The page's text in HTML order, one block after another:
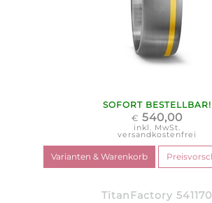
SOFORT BESTELLBAR!
€ 540,00
inkl. MwSt.
versandkostenfrei
TitanFactory 541170